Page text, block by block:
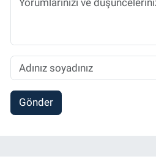
Gönder